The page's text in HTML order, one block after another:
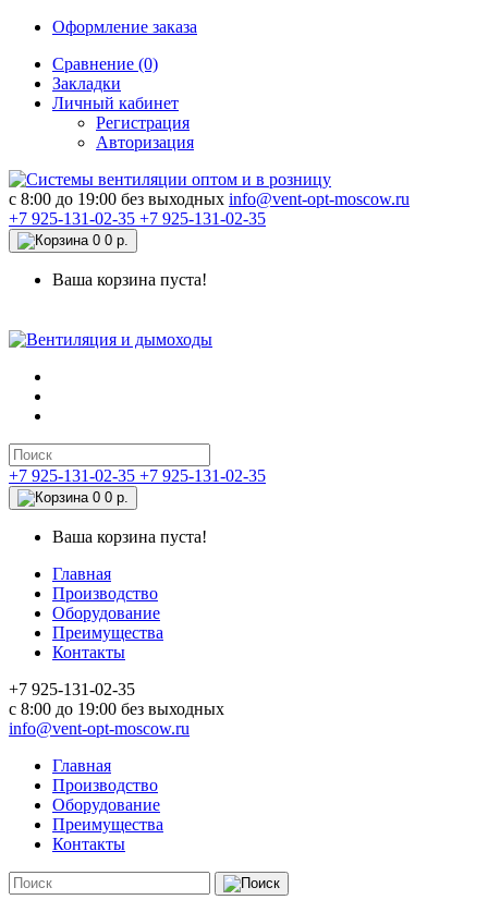
Оформление заказа
Сравнение (0)
Закладки
Личный кабинет
Регистрация
Авторизация
c 8:00 до 19:00 без выходных info@vent-opt-moscow.ru
+7 925-131-02-35 +7 925-131-02-35
0 0 р.
Ваша корзина пуста!
+7 925-131-02-35 +7 925-131-02-35
0 0 р.
Ваша корзина пуста!
Главная
Производство
Оборудование
Преимущества
Контакты
+7 925-131-02-35
c 8:00 до 19:00 без выходных
info@vent-opt-moscow.ru
Главная
Производство
Оборудование
Преимущества
Контакты